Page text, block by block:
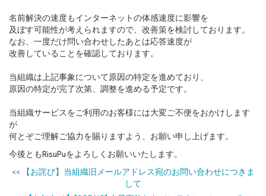
名前解決の速度もインターネットの体感速度に影響を
及ぼす可能性が考えられますので、改善策を検討しております。
なお、一度だけ問い合わせしたあとは応答速度が
改善していることを確認しております。
当組織は上記事象について原因の特定を進めており、
原因の特定が完了次第、調整を進める予定です。
当組織サービスをご利用のお客様には大変ご不便をおかけします
が
何とぞご理解ご協力を賜りますよう、お願い申し上げます。
今後ともRisuPuをよろしくお願いいたします。
<<
【お詫び】当組織旧メールアドレス宛のお問い合わせにつきま
して